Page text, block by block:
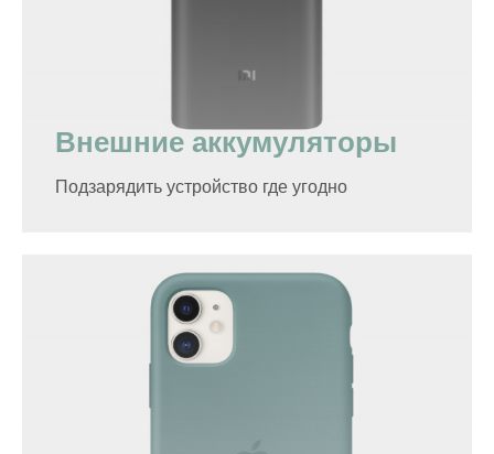
Внешние аккумуляторы
Подзарядить устройство где угодно